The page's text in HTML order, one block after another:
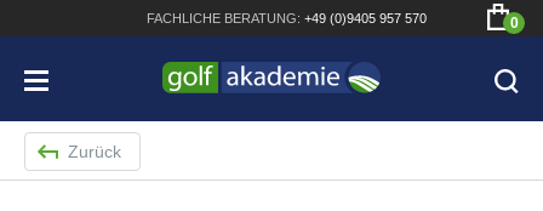
FACHLICHE BERATUNG: +49 (0)9405 957 570 0
Zurück